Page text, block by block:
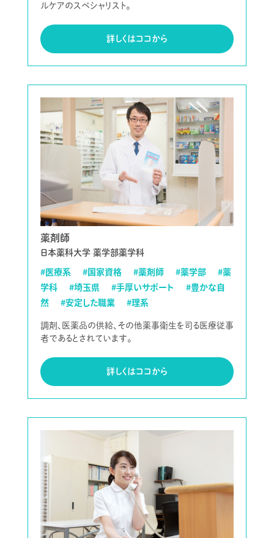
ルケアのスペシャリスト。
詳しくはココから
薬剤師
日本薬科大学 薬学部薬学科
#医療系 #国家資格 #薬剤師 #薬学部
#薬
学科
#埼玉県 #手厚いサポート
#豊かな自
然
#安定した職業 #理系
調剤、医薬品の供給、その他薬事衛生を司る医療従事
者であるとされています。
詳しくはココから